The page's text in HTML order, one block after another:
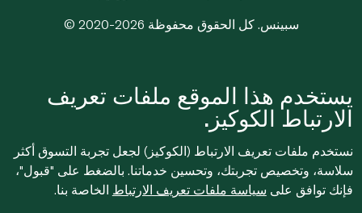
© 2020-2026 سبينس. كل الحقوق محفوظة
يستخدم هذا الموقع ملفات تعريف
الارتباط الكوكيز.
نستخدم ملفات تعريف الارتباط (الكوكيز) لجعل تجربة التسوق أكثر
سلاسة، وتخصيص تجربتك، وتحسين خدماتنا. بالضغط على "قبول"،
فإنك توافق على سياسة ملفات تعريف الارتباط الخاصة بنا.